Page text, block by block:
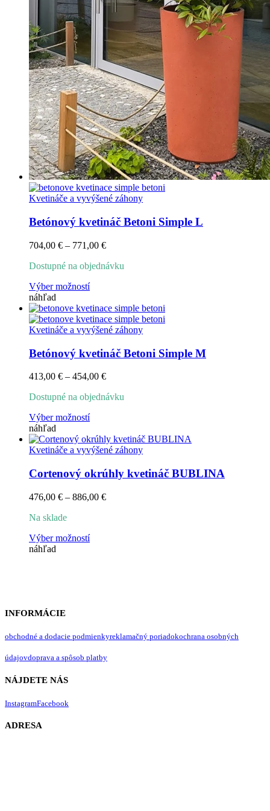
Kvetináče a vyvýšené záhony
Betónový kvetináč Betoni Simple L
704,00 € – 771,00 €Price
704,00 €
Dostupné na objednávku
Výber možnostíTento
má
viacero
variantov.
si
môžete
vybrať
stránke
produktu.
náhľad
Kvetináče a vyvýšené záhony
Betónový kvetináč Betoni Simple M
413,00 € – 454,00 €Price
413,00 €
Dostupné na objednávku
Výber možnostíTento
má
viacero
Možnosti
si
môžete
vybrať
produktu.
náhľad
Kvetináče a vyvýšené záhony
Cortenový okrúhly kvetináč BUBLINA
476,00 € – 886,00 €Price
Na sklade
Výber možnostíTento
na
produktu.
náhľad
INFORMÁCIE
obchodné a dodacie podmienkyreklamačný poriadokochrana osobných
údajovdoprava a spôsob platby
NÁJDETE NÁS
InstagramFacebook
ADRESA